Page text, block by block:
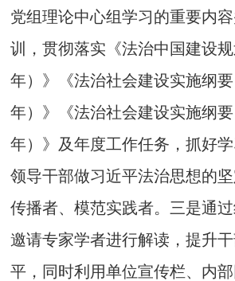
党组理论中心组学习的重要内
训，贯彻落实《法治中国建设规
年）》《法治社会建设实施纲要
年）》《法治社会建设实施纲要
年）》及年度工作任务，抓好
领导干部做习近平法治思想的
传播者、模范实践者。三是通
邀请专家学者进行解读，提升
平，同时利用单位宣传栏、内